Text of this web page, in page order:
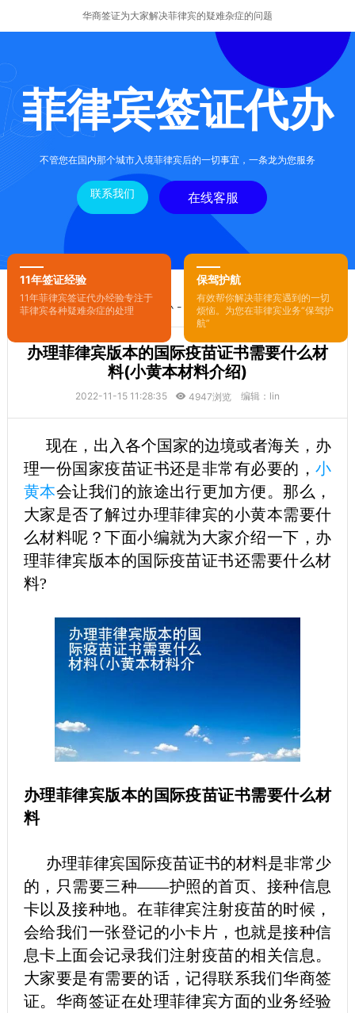
华商签证为大家解决菲律宾的疑难杂症的问题
菲律宾签证代办
不管您在国内那个城市入境菲律宾后的一切事宜，一条龙为您服务
联系我们 在线客服
11年签证经验
11年菲律宾签证代办经验专注于
菲律宾各种疑难杂症的处理
保驾护航
有效帮你解决菲律宾遇到的一切
烦恼。为您在菲律宾业务“保驾护
航”
您的位置：首页-菲律宾签证代办- 正文
办理菲律宾版本的国际疫苗证书需要什么材
料(小黄本材料介绍)
2022-11-15 11:28:35 4947浏览 编辑：lin
现在，出入各个国家的边境或者海关，办
理一份国家疫苗证书还是非常有必要的，小
黄本会让我们的旅途出行更加方便。那么，
大家是否了解过办理菲律宾的小黄本需要什
么材料呢？下面小编就为大家介绍一下，办
理菲律宾版本的国际疫苗证书还需要什么材
料?
办理菲律宾版本的国际疫苗证书需要什么材
料
办理菲律宾国际疫苗证书的材料是非常少
的，只需要三种——护照的首页、接种信息
卡以及接种地。在菲律宾注射疫苗的时候，
会给我们一张登记的小卡片，也就是接种信
息卡上面会记录我们注射疫苗的相关信息。
大家要是有需要的话，记得联系我们华商签
证。华商签证在处理菲律宾方面的业务经验